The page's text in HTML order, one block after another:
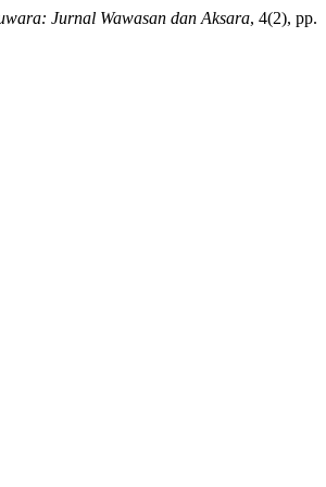
Jurnal Wawasan dan Aksara, 4(2), pp.